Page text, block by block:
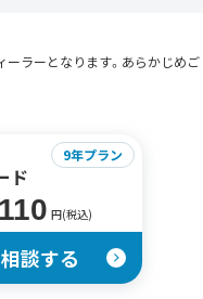
ーラーとなります。あらかじめご
ド
円(税込)
9年プラン
談する